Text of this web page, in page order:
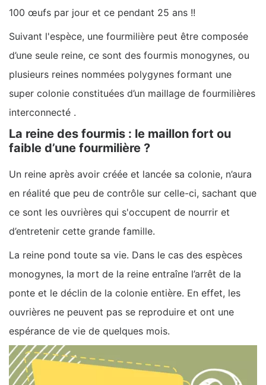
100 œufs par jour et ce pendant 25 ans !!
Suivant l'espèce, une fourmilière peut être composée
d’une seule reine, ce sont des fourmis monogynes, ou
plusieurs reines nommées polygynes formant une
super colonie constituées d’un maillage de fourmilières
interconnecté .
La reine des fourmis : le maillon fort ou
faible d’une fourmilière ?
Un reine après avoir créée et lancée sa colonie, n’aura
en réalité que peu de contrôle sur celle-ci, sachant que
ce sont les ouvrières qui s'occupent de nourrir et
d’entretenir cette grande famille.
La reine pond toute sa vie. Dans le cas des espèces
monogynes, la mort de la reine entraîne l’arrêt de la
ponte et le déclin de la colonie entière. En effet, les
ouvrières ne peuvent pas se reproduire et ont une
espérance de vie de quelques mois.